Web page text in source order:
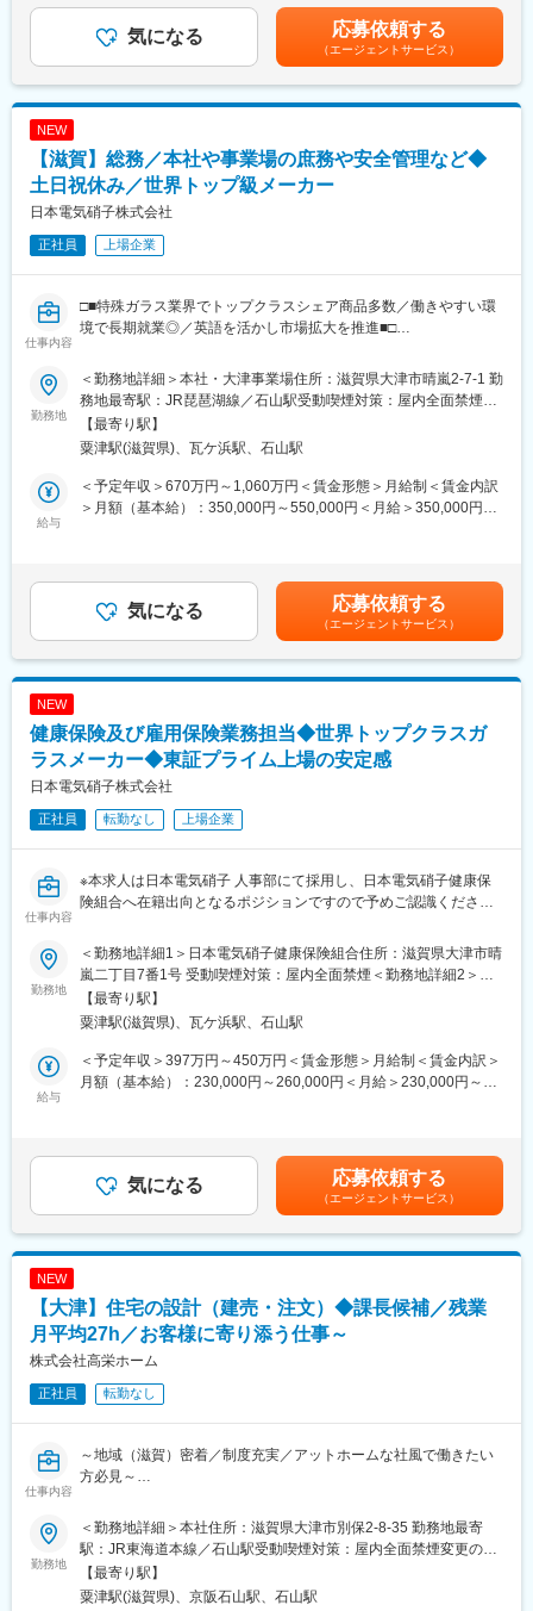
国道駅、岩屋駅(兵庫県)、三宮駅(神戸新交通)、三田本町駅、あす
なろう四日市駅、玉川駅(大阪府)、ＪＲ野江駅、阿倍野駅(阪堺
線)、南田辺駅、針中野駅、今宮戎駅、新今宮駅前駅、松虫駅、鶴
ケ丘駅、長居駅(地下鉄)、トレードセンター前駅、桜島駅、萩ノ茶
屋駅、塚西駅、聖天坂駅、宮之阪駅、三条京阪駅、鳥羽街道駅、
園駅、香櫨園駅、芦屋駅(東海道本線)、六甲道駅、摩耶駅、三宮駅
(神戸市営)、東鳴尾駅、久寿川駅、御影駅(兵庫県・阪神線)、東別
院駅、山科駅、くいな橋駅、丸太町駅(京都市営)、西院駅(京福
線)、近鉄丹波橋駅、六地蔵駅(奈良線)、京阪石山駅、京阪大津京
駅、新宿駅、国際センター駅、島ノ関駅、溜池山王駅、高輪台
駅、虎ノ門駅、永田町駅、岩本町駅、九段下駅、茅場町駅、銀座
一丁目駅、新中野駅、京成上野駅、布田駅、高島町駅、馬車道
駅、日本大通り駅、矢場町駅、池下駅、札木駅、新福井駅、東寺
駅、福島駅(大阪府・阪神線)、なんば駅(南海線)、南方駅(大阪
寺駅、神戸三宮駅(阪神)、鳴尾・武庫川女子大前駅、尾頭橋駅、四
宮駅、西大路三条駅、桃山御陵前駅、六地蔵駅(京阪線)、粟津駅
(滋賀県)、近江神宮前駅
駅、王寺駅、高田駅(奈良県)、八木西口駅、大阪ビジネスパーク
駅、川西池田駅、住吉駅(兵庫県・阪神線)、元町駅(兵庫県)、烏丸
駅、七条駅、山科駅、近鉄丹波橋駅、京田辺駅、近鉄名古屋駅、
駅、六地蔵駅(京阪線)、近江神宮前駅、錦駅、粟津駅(滋賀県)、畝
傍駅、神戸三宮駅(阪急・神戸高速)、四宮駅、名鉄名古屋駅、新栄
町駅(愛知県)
◇家庭と仕事を両立したい方
◇営業が嫌いなわけじゃない。ただ“働き方”が合わなくなってしま
案するコンサルティング営業です。
(1)土地オーナーへのアプローチ（リストを基にアプローチしま
す）
(3)受注を獲得する
遊休地など、活用できていない土地に対しアパートやマンション
の提案をする仕事です。
所有しているオーナー様がいて、家賃収益を得ています。つまり
【土地を活用している】ということです。
■業務の特徴：
が必要となります
・知識も大事ですが「人として」がとても大事な仕事です
契約金額は数億円になるため、大きなインセンティブが支給され
ることが高年収の理由です。
時短勤務でも評価基準は同様のため、６時間勤務でも年収1,000万
土地活用営業は「長時間労働」「飛び込み中心」という印象を持
たれがちですが、当社では計画性を重視した営業活動を行ってい
ます。勤務時間に制約があることを前提に役割設計を行い、成果
基準も明確です。時短勤務でも重要な提案を任され、正当に評価
■入社後のミッション：
関係性構築からがスタートです。
その土地への想い入れ、今後への悩みについて、話を「聞く」こ
変更の範囲：会社の定める業務
業手当＞有＜給与補足＞年収650万円（月給31万円＋成果給＋賞
与）／入社1年目 メンバー年収841万円（月給42万円＋成果給＋
賞与）／入社2年目 メンバー年収1,156万円（月給56万円＋成果給
＋賞与）／入社5年目 メンバー賃金はあくまでも目安の金額であ
り、選考を通じて上下する可能性があります。月給(月額)は固定手
気になる 応募依頼する
（エージェントサービス）
NEW
【滋賀】総務／本社や事業場の庶務や安全管理など◆
土日祝休み／世界トップ級メーカー
日本電気硝子株式会社
正社員 上場企業
仕事内容
□■特殊ガラス業界でトップクラスシェア商品多数／働きやすい環
境で長期就業◎／英語を活かし市場拡大を推進■□
■業務内容：
総務担当として、事業場総務と本社総務をご担当いただきます。
■具体的な業務内容：
＜事業場総務業務＞
・庶務、社内インフラ(備品管理・発注、会議室・社用車・設備の
管理、修繕)
社内イベント)
・対外対応(近隣住民や行政との対応、不動産賃貸借管理、苦情対
■社風：
◎当社は徹底した現場主義を行っており、風通しが良い社風で
◎その裏には「世界最高水準のモノ作りをするには現場主義であ
ジションを任せ、自ら行動でき、自己革新力、プロ意識を持つこ
とができる人材を育成しています。
■制度：
（1）引越費用の負担
入社に伴い転居が必要な場合は、一定の基準に従い引越費用を負
担させていただきます。
独身者および単身赴任者の方には、勤務地周辺にて、寮又はワン
ルームの借上社宅・寮を一定の本人負担のもと、準備します。家
変更の範囲：会社の定める全ての業務／この他、就業規則に従っ
て出向を命じることがあり、その場合は出向先の定める業務
勤務地
＜勤務地詳細＞本社・大津事業場住所：滋賀県大津市晴嵐2-7-1 勤
務地最寄駅：JR琵琶湖線／石山駅受動喫煙対策：屋内全面禁煙変
更の範囲：会社の定める事業所
【最寄り駅】
粟津駅(滋賀県)、瓦ケ浜駅、石山駅
給与
＜予定年収＞670万円～1,060万円＜賃金形態＞月給制＜賃金内訳
＞月額（基本給）：350,000円～550,000円＜月給＞350,000円～
あり、選考を通じて上下する可能性があります。月給(月額)は固定
手当を含めた表記です。
気になる 応募依頼する
（エージェントサービス）
NEW
健康保険及び雇用保険業務担当◆世界トップクラスガ
ラスメーカー◆東証プライム上場の安定感
日本電気硝子株式会社
正社員 転勤なし 上場企業
仕事内容
※本求人は日本電気硝子 人事部にて採用し、日本電気硝子健康保
険組合へ在籍出向となるポジションですので予めご認識くださ
【業務内容】
（1）経理処理及びデータ更新、メンテ等に関する事務
（2）適用・徴収に関する事務
（3）保険給付に関する事務
（4）高額医療費交付金請求に関する事項
（5）保健事業の実施に関する事務
（9）雇用保険に関する事務
（10）庶務に関する事務
（11）番号制度導入に係るシステム等の対応及び情報連携に関す
ただきながら、最終的には全ての業務に関わっていただきます。
【出向先情報】
・健康保険組合の事業内容：日本電気硝子の健康保険及び雇用保
変更の範囲：本文参照
勤務地
＜勤務地詳細1＞日本電気硝子健康保険組合住所：滋賀県大津市晴
嵐二丁目7番1号 受動喫煙対策：屋内全面禁煙＜勤務地詳細2＞本
社・大津事業場住所：滋賀県大津市晴嵐2-7-1 勤務地最寄駅：JR
琵琶湖線／石山駅受動喫煙対策：屋内全面禁煙変更の範囲：会社
【最寄り駅】
粟津駅(滋賀県)、瓦ケ浜駅、石山駅
給与
＜予定年収＞397万円～450万円＜賃金形態＞月給制＜賃金内訳＞
月額（基本給）：230,000円～260,000円＜月給＞230,000円～
までも目安の金額であり、選考を通じて上下する可能性がありま
す。月給(月額)は固定手当を含めた表記です。
気になる 応募依頼する
（エージェントサービス）
NEW
【大津】住宅の設計（建売・注文）◆課長候補／残業
月平均27h／お客様に寄り添う仕事～
株式会社高栄ホーム
正社員 転勤なし
仕事内容
～地域（滋賀）密着／制度充実／アットホームな社風で働きたい
方必見～
計職としての業務をお任せします。また将来の課長職候補とし
て、部下のマネジメントや事業戦略策定も合わせてお願いする予
定です。
■主な業務内容：【変更の範囲：会社の定める業務】
・戸建住宅（建売／注文）の設計業務やそれに伴う各業務…設計
勤務地
＜勤務地詳細＞本社住所：滋賀県大津市別保2-8-35 勤務地最寄
駅：JR東海道本線／石山駅受動喫煙対策：屋内全面禁煙変更の範
囲：本文参照
【最寄り駅】
粟津駅(滋賀県)、京阪石山駅、石山駅